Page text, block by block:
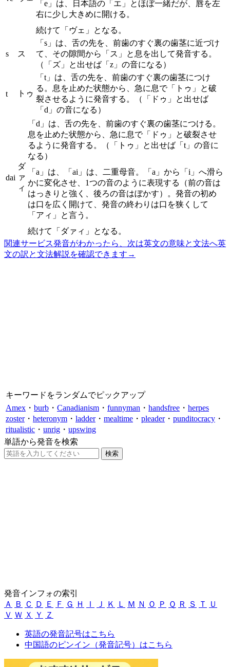
「e」は、日本語の「エ」とほぼ一緒だが、唇を左
右に少し大きめに開ける。
続けて「ヴェ」となる。
s ス
「s」は、舌の先を、前歯のすぐ裏の歯茎に近づけ
て、その隙間から「ス」と息を出して発音する。
（「ズ」と出せば「z」の音になる）
t トゥ
「t」は、舌の先を、前歯のすぐ裏の歯茎につけ
る。息を止めた状態から、急に息で「トゥ」と破
裂させるように発音する。（「ドゥ」と出せば
「d」の音になる）
dai
ダ
ァ
ィ
「d」は、舌の先を、前歯のすぐ裏の歯茎につける。
息を止めた状態から、急に息で「ドゥ」と破裂させ
るように発音する。（「トゥ」と出せば「t」の音に
なる）
「a」は、「ai」は、二重母音。「a」から「i」へ滑ら
かに変化させ、1つの音のように表現する（前の音は
はっきりと強く、後ろの音はぼかす）。発音の初め
は口を広く開けて、発音の終わりは口を狭くして
「アィ」と言う。
続けて「ダァィ」となる。
関連サービス発音がわかったら、次は英文の意味と文法へ英
文の訳と文法解説を確認できます →
キーワードをランダムでピックアップ
Amex ・ burb ・ Canadianism ・ funnyman ・ handsfree ・ herpes
zoster・ heteronym ・ ladder・ mealtime ・ pleader・ punditocracy ・
ritualistic ・ unrig ・ upswing
単語から発音を検索
発音インフォの索引
Ａ
Ｂ Ｃ Ｄ Ｅ Ｆ Ｇ Ｈ Ｉ Ｊ Ｋ Ｌ Ｍ Ｎ Ｏ Ｐ Ｑ Ｒ Ｓ Ｔ
Ｕ
Ｖ Ｗ Ｘ Ｙ Ｚ
英語の発音記号はこちら
中国語のピンイン（発音記号）はこちら